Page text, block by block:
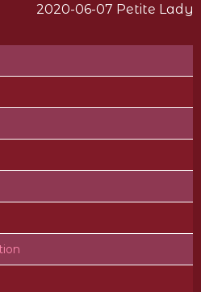
2020-06-07 Petite Lady